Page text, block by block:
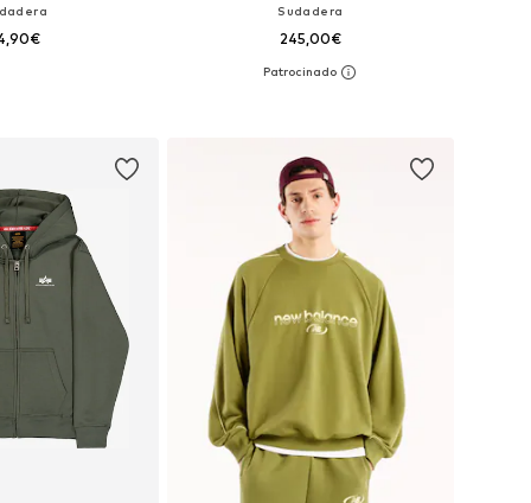
Sudadera
245,00€
Tallas disponibles: S, M, L, XL, XXL